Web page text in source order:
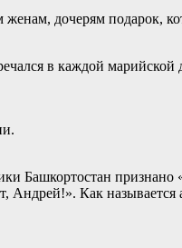
дочерям подарок,
в каждой
Башкортостан
Как